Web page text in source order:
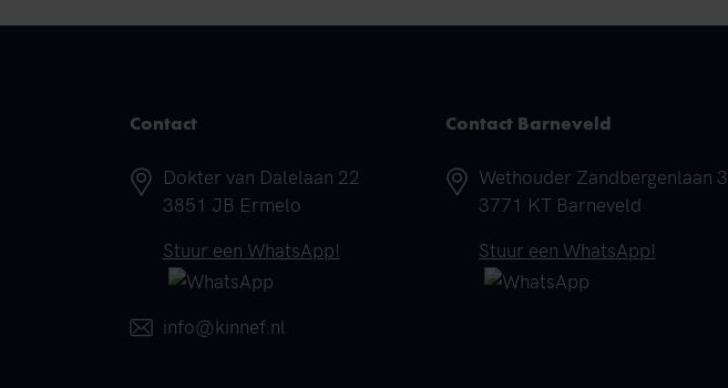
Contact
Adres
Dokter van Dalelaan 22
3851 JB Ermelo
Telefoonnummer
Stuur een WhatsApp!
E-mail
info@kinnef.nl
Contact Barneveld
Adres
Wethouder Zandbergenlaan 3
3771 KT Barneveld
Telefoonnummer
Stuur een WhatsApp!